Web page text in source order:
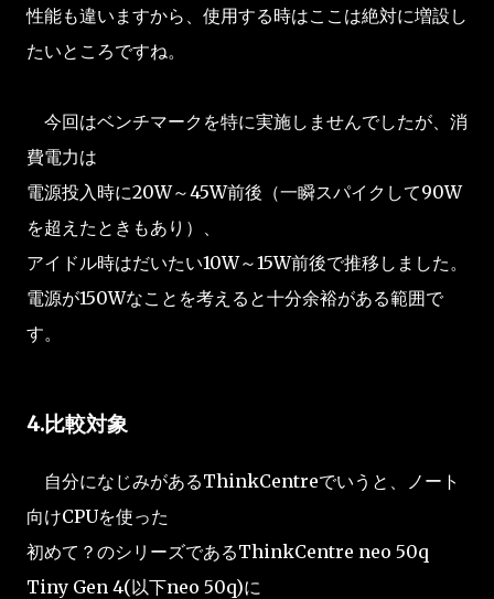
性能も違いますから、使用する時はここは絶対に増設し
たいところですね。
今回はベンチマークを特に実施しませんでしたが、消
費電力は
電源投入時に20W～45W前後（一瞬スパイクして90W
を超えたときもあり）、
アイドル時はだいたい10W～15W前後で推移しました。
電源が150Wなことを考えると十分余裕がある範囲で
す。
4.比較対象
自分になじみがあるThinkCentreでいうと、ノート
向けCPUを使った
初めて？のシリーズであるThinkCentre neo 50q
Tiny Gen 4(以下neo 50q)に